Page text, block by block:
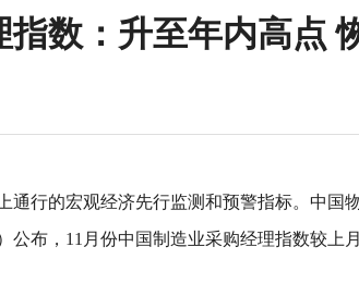
数：升至年内高点
通行的宏观经济先行监测和预警指标。中国
公布，11月份中国制造业采购经理指数较上